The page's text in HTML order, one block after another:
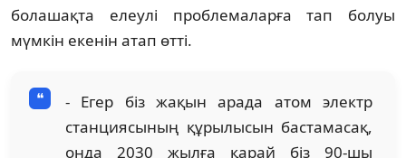
болашақта елеулі проблемаларға тап болуы
мүмкін екенін атап өтті.
- Егер біз жақын арада атом электр
станциясының құрылысын бастамасақ,
онда 2030 жылға қарай біз 90-шы